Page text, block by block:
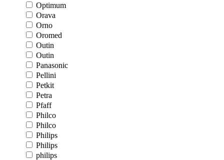
Optimum
Orava
Orno
Oromed
Outin
Outin
Panasonic
Pellini
Petkit
Petra
Pfaff
Philco
Philco
Philips
Philips
philips